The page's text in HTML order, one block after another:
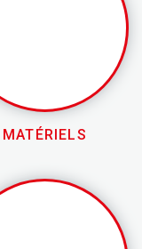
MATÉRIELS